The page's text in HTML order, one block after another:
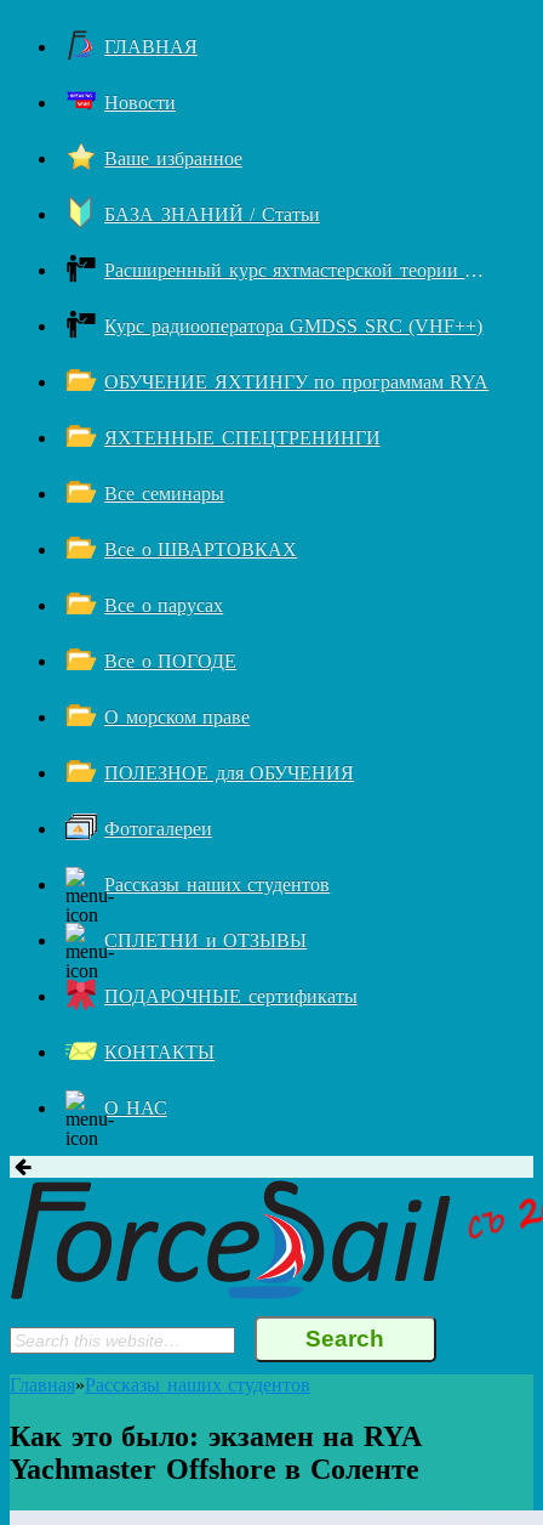
ГЛАВНАЯ
Новости
Ваше избранное
БАЗА ЗНАНИЙ / Статьи
Расширенный курс яхтмастерской теории RYA++
Курс радиооператора GMDSS SRC (VHF++)
ОБУЧЕНИЕ ЯХТИНГУ по программам RYA
ЯХТЕННЫЕ СПЕЦТРЕНИНГИ
Все семинары
Все о ШВАРТОВКАХ
Все о парусах
Все о ПОГОДЕ
О морском праве
ПОЛЕЗНОЕ для ОБУЧЕНИЯ
Фотогалереи
Рассказы наших студентов
СПЛЕТНИ и ОТЗЫВЫ
ПОДАРОЧНЫЕ сертификаты
КОНТАКТЫ
О НАС
Главная»Рассказы наших студентов
Как это было: экзамен на RYA
Yachmaster Offshore в Соленте